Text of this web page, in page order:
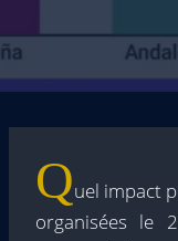
Quel impact
organisées le